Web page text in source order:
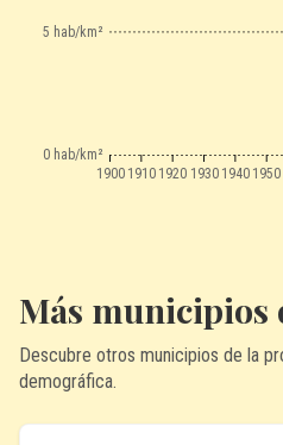
1900 1910 1920 1930 1940 1950
0 hab/km²
5 hab/km²
Más municipios
Descubre otros municipios de la
demográfica.